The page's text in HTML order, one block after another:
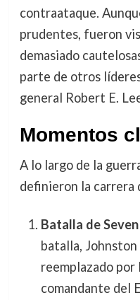
contraataque.
prudentes, fueron
demasiado
parte de otros
general Robert E.
Momentos
A lo largo de la
definieron la carrera
Batalla de
batalla,
reemplazado por
comandante del